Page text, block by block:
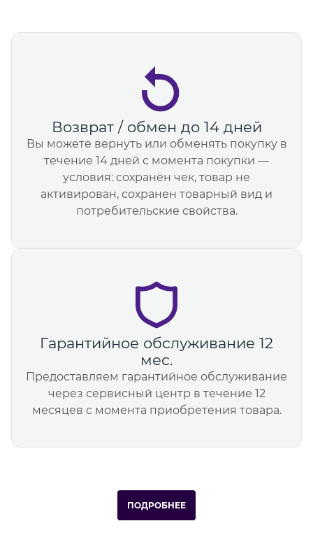
Возврат / обмен до 14 дней
Вы можете вернуть или обменять покупку в
течение 14 дней с момента покупки —
условия: сохранён чек, товар не
активирован, сохранен товарный вид и
потребительские свойства.
Гарантийное обслуживание 12
мес.
Предоставляем гарантийное обслуживание
через сервисный центр в течение 12
месяцев с момента приобретения товара.
ПОДРОБНЕЕ